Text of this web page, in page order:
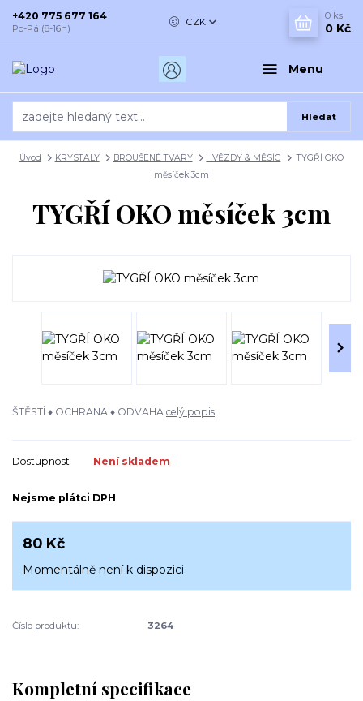
Menu
CZK
Hledat
+420 775 677 164
Po-Pá (8-16h)
0 ks
0 Kč
Úvod KRYSTALY BROUŠENÉ TVARY HVĚZDY & MĚSÍC
TYGŘÍ OKO
měsíček 3cm
TYGŘÍ OKO měsíček 3cm
ŠTĚSTÍ ♦ OCHRANA ♦ ODVAHA celý popis
Dostupnost Není skladem
Nejsme plátci DPH
80 Kč
Momentálně není k dispozici
Číslo produktu: 3264
Kompletní specifikace